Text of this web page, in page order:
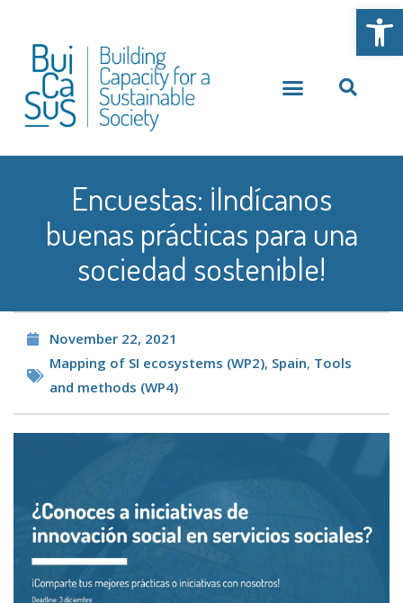
Encuestas: ¡Indícanos
buenas prácticas para una
sociedad sostenible!
November 22, 2021
Mapping of SI ecosystems (WP2), Spain, Tools
and methods (WP4)